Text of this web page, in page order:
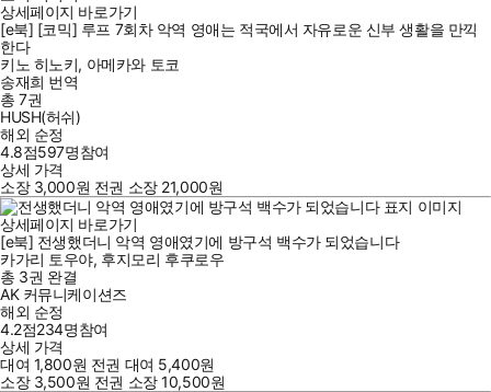
상세페이지 바로가기
[e북] [코믹] 루프 7회차 악역 영애는 적국에서 자유로운 신부 생활을 만끽
한다
키노 히노키, 아메카와 토코
송재희 번역
총 7권
HUSH(허쉬)
해외 순정
4.8점597명참여
상세 가격
소장 3,000원 전권 소장 21,000원
상세페이지 바로가기
[e북] 전생했더니 악역 영애였기에 방구석 백수가 되었습니다
카가리 토우야, 후지모리 후쿠로우
총 3권 완결
AK 커뮤니케이션즈
해외 순정
4.2점234명참여
상세 가격
대여 1,800원 전권 대여 5,400원
소장 3,500원 전권 소장10,500원